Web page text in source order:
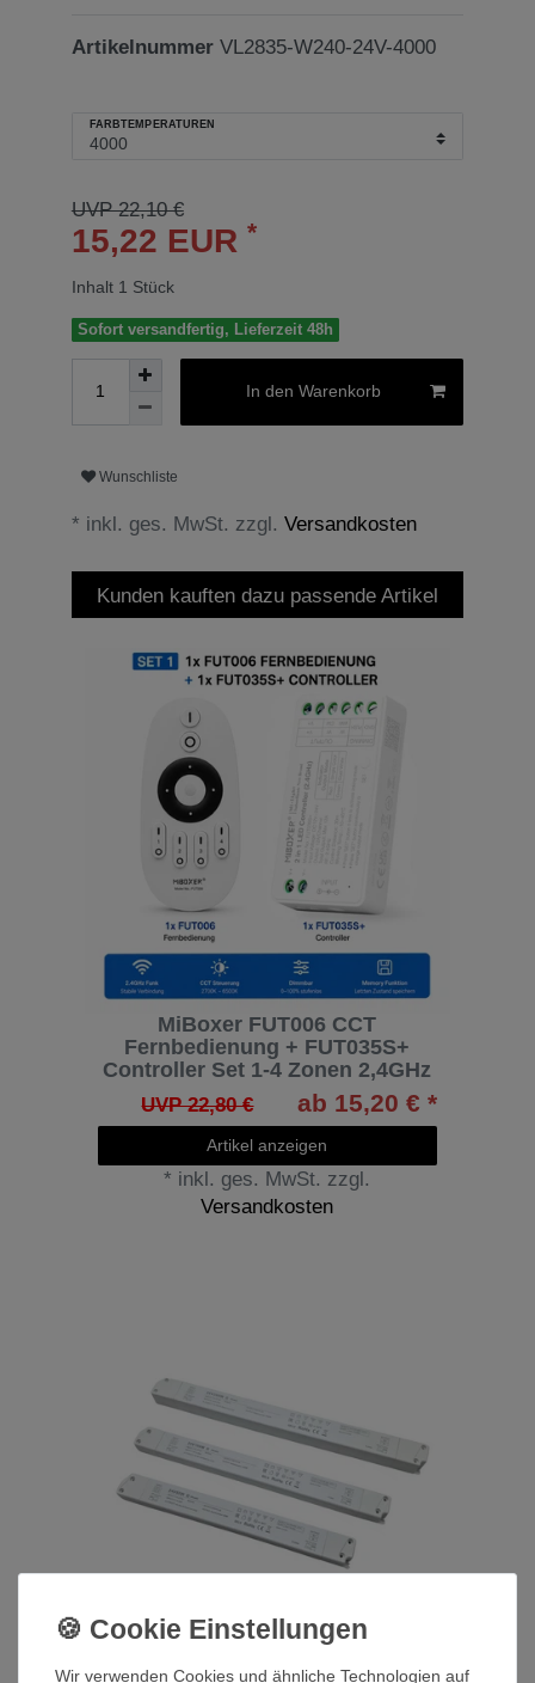
Artikelnummer VL2835-W240-24V-4000
FARBTEMPERATUREN
UVP 22,10 €
15,22 EUR *
Inhalt 1 Stück
Sofort versandfertig, Lieferzeit 48h
In den Warenkorb
Wunschliste
* inkl. ges. MwSt. zzgl. Versandkosten
Kunden kauften dazu passende Artikel
MiBoxer FUT006 CCT
Fernbedienung + FUT035S+
Controller Set 1-4 Zonen 2,4GHz
UVP 22,80 € ab 15,20 € *
Artikel anzeigen
* inkl. ges. MwSt. zzgl.
Versandkosten
LED Nord Möbel Schalt-Netzteil
60W 100w 200W 24V Slim ip40
Wir verwenden Cookies und ähnliche Technologien auf